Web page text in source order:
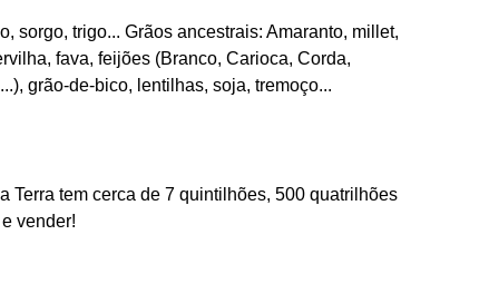
sorgo, trigo... Grãos ancestrais: Amaranto, millet,
fava, feijões (Branco, Carioca, Corda,
grão-de-bico, lentilhas, soja, tremoço...
Terra tem cerca de 7 quintilhões, 500 quatrilhões
vender!